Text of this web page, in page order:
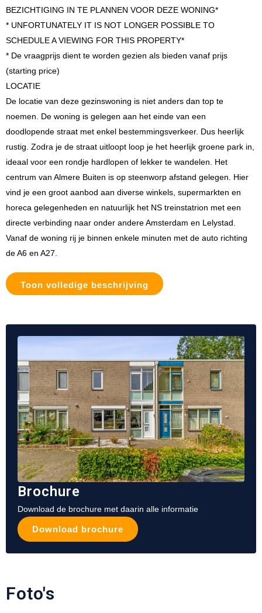
BEZICHTIGING IN TE PLANNEN VOOR DEZE WONING*
* UNFORTUNATELY IT IS NOT LONGER POSSIBLE TO
SCHEDULE A VIEWING FOR THIS PROPERTY*
* De vraagprijs dient te worden gezien als bieden vanaf prijs
(starting price)
LOCATIE
De locatie van deze gezinswoning is niet anders dan top te
noemen. De woning is gelegen aan het einde van een
doodlopende straat met enkel bestemmingsverkeer. Dus heerlijk
rustig. Zodra je de straat uitloopt loop je het heerlijk groene park in,
ideaal voor een rondje hardlopen of lekker te wandelen. Het
centrum van Almere Buiten is op steenworp afstand gelegen. Hier
vind je een groot aanbod aan diverse winkels, supermarkten en
horeca gelegenheden en natuurlijk het NS treinstatrion met een
directe verbinding naar onder andere Amsterdam en Lelystad.
Vanaf de woning rij je binnen enkele minuten met de auto richting
de A6 en A27.
Toon volledige beschrijving
Brochure
Download de brochure met daarin alle informatie
Download brochure
Foto's